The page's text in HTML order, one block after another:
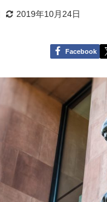
2019年10月24日
Facebook